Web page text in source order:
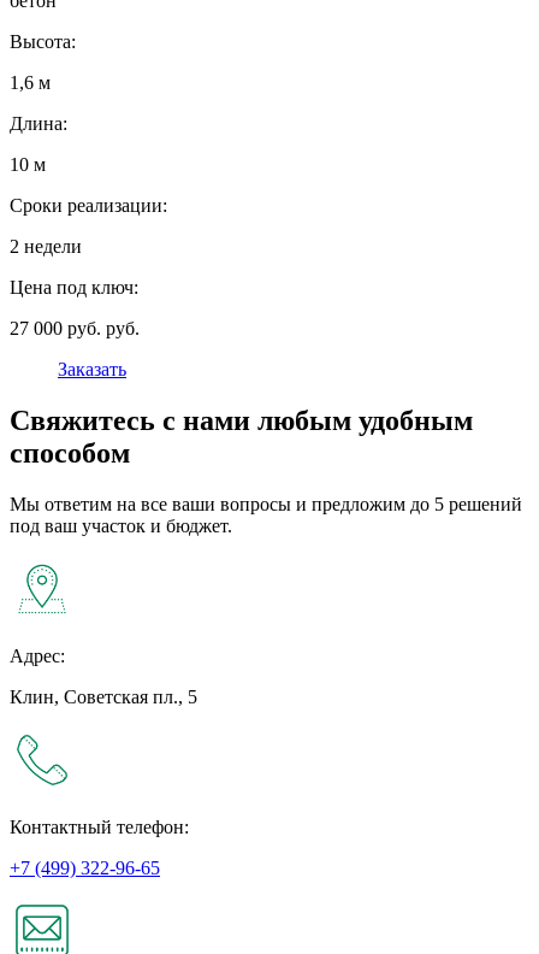
Высота:
1,6 м
Длина:
10 м
Сроки реализации:
2 недели
Цена под ключ:
27 000 руб. руб.
Заказать
Свяжитесь с нами любым удобным
способом
Мы ответим на все ваши вопросы и предложим до 5 решений
под ваш участок и бюджет.
Адрес:
Клин, Советская пл., 5
Контактный телефон:
+7 (499) 322-96-65